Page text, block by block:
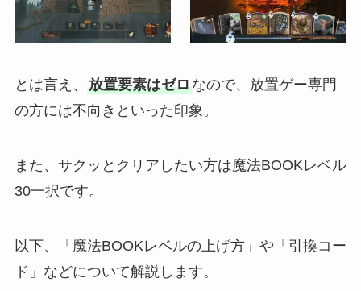
とは言え、 放置要素はゼロなので、放置ゲー専門
の方には不向きといった印象。
また、サクッとクリアしたい方は魔法BOOKレベル
30一択です。
以下、「魔法BOOKレベルの上げ方」や「引換コー
ド」などについて解説します。